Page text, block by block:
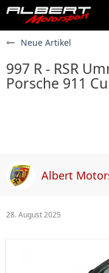
Neue Artikel
997 R - RSR
Porsche 911
Albert
28. August 2025